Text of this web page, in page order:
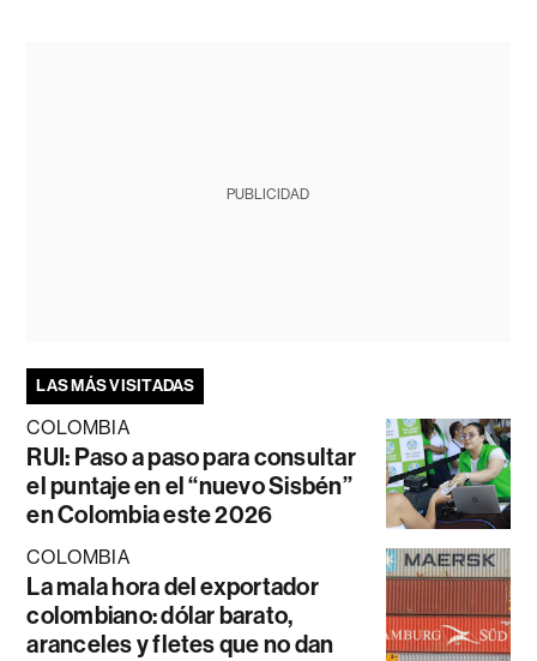
PUBLICIDAD
LAS MÁS VISITADAS
COLOMBIA
RUI: Paso a paso para consultar
el puntaje en el “nuevo Sisbén”
en Colombia este 2026
COLOMBIA
La mala hora del exportador
colombiano: dólar barato,
aranceles y fletes que no dan